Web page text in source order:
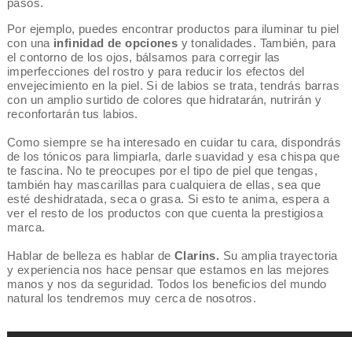
pasos.
Por ejemplo, puedes encontrar productos para iluminar tu piel
con una infinidad de opciones y tonalidades. También, para
el contorno de los ojos, bálsamos para corregir las
imperfecciones del rostro y para reducir los efectos del
envejecimiento en la piel. Si de labios se trata, tendrás barras
con un amplio surtido de colores que hidratarán, nutrirán y
reconfortarán tus labios.
Como siempre se ha interesado en cuidar tu cara, dispondrás
de los tónicos para limpiarla, darle suavidad y esa chispa que
te fascina. No te preocupes por el tipo de piel que tengas,
también hay mascarillas para cualquiera de ellas, sea que
esté deshidratada, seca o grasa. Si esto te anima, espera a
ver el resto de los productos con que cuenta la prestigiosa
marca.
Hablar de belleza es hablar deClarins. Su amplia trayectoria
y experiencia nos hace pensar que estamos en las mejores
manos y nos da seguridad. Todos los beneficios del mundo
natural los tendremos muy cerca de nosotros.